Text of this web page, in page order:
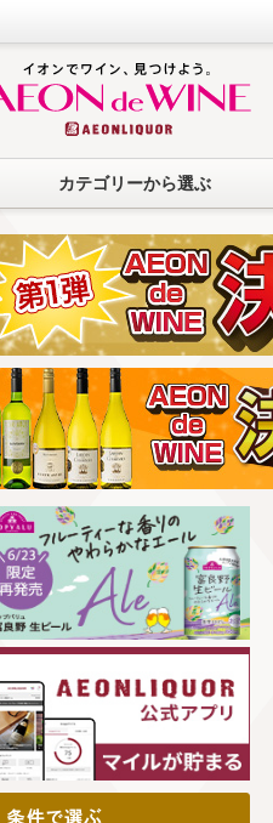
カテゴリーから選ぶ